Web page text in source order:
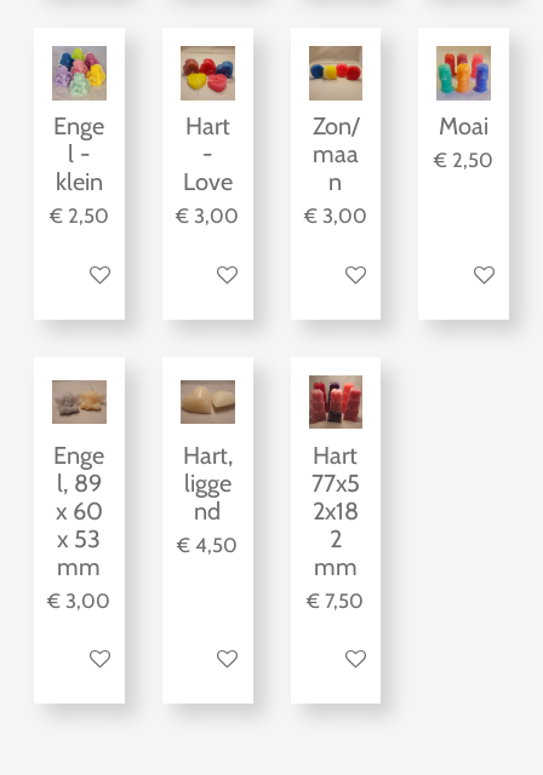
Enge
l -
klein
€ 2,50
Bekijk details
Hart
-
Love
€ 3,00
Bekijk details
Zon/
maa
n
€ 3,00
Bekijk details
Moai
€ 2,50
Bekijk
Enge
l, 89
x 60
x 53
mm
€ 3,00
Bekijk details
Hart,
ligge
nd
€ 4,50
Bekijk details
Hart
77x5
2x18
2
mm
€ 7,50
Bekijk details